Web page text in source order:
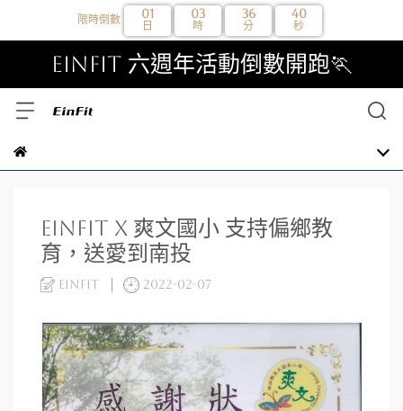
限時倒數 01
日
03
時
36
分
40
秒
EinFit 六週年活動倒數開跑🏃
EinFit x 爽文國小 支持偏鄉教
育，送愛到南投
EinFit 2022-02-07